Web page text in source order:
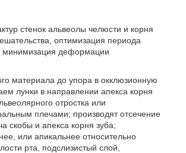
стенок альвеолы челюсти и корня
оптимизация периода
минимизация деформации
материала до упора в окклюзионную
лунки в направлении апекса корня
отростка или
плечами; производят отсечение
скобы и апекса корня зуба;
или апикальнее относительно
рта, подслизистый слой,